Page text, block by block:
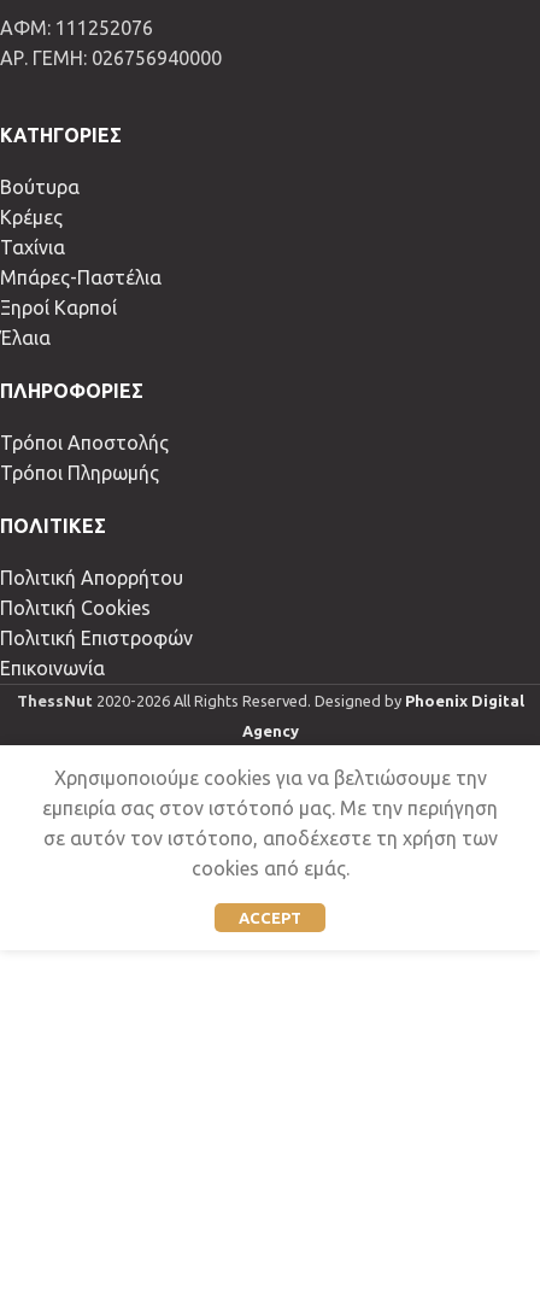
ΑΦΜ: 111252076
ΑΡ. ΓΕΜΗ: 026756940000
ΚΑΤΗΓΟΡΙΕΣ
Βούτυρα
Κρέμες
Ταχίνια
Μπάρες-Παστέλια
Ξηροί Καρποί
Έλαια
ΠΛΗΡΟΦΟΡΙΕΣ
Τρόποι Αποστολής
Τρόποι Πληρωμής
ΠΟΛΙΤΙΚΕΣ
Πολιτική Απορρήτου
Πολιτική Cookies
Πολιτική Επιστροφών
Επικοινωνία
ThessNut 2020-2026 All Rights Reserved. Designed by Phoenix Digital
Agency
Χρησιμοποιούμε cookies για να βελτιώσουμε την
εμπειρία σας στον ιστότοπό μας. Με την περιήγηση
σε αυτόν τον ιστότοπο, αποδέχεστε τη χρήση των
cookies από εμάς.
ACCEPT